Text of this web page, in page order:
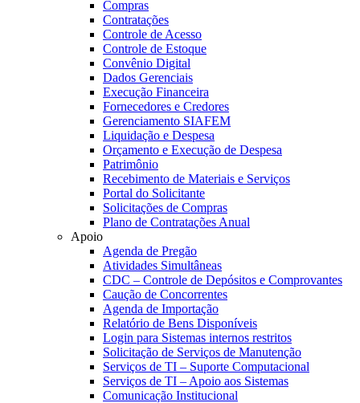
Compras
Contratações
Controle de Acesso
Controle de Estoque
Convênio Digital
Dados Gerenciais
Execução Financeira
Fornecedores e Credores
Gerenciamento SIAFEM
Liquidação e Despesa
Orçamento e Execução de Despesa
Patrimônio
Recebimento de Materiais e Serviços
Portal do Solicitante
Solicitações de Compras
Plano de Contratações Anual
Apoio
Agenda de Pregão
Atividades Simultâneas
CDC – Controle de Depósitos e Comprovantes
Caução de Concorrentes
Agenda de Importação
Relatório de Bens Disponíveis
Login para Sistemas internos restritos
Solicitação de Serviços de Manutenção
Serviços de TI – Suporte Computacional
Serviços de TI – Apoio aos Sistemas
Comunicação Institucional